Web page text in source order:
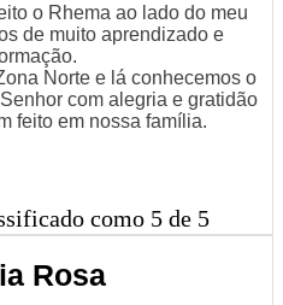
o Rhema ao lado do meu
de muito aprendizado e
Norte e lá conhecemos o
com alegria e gratidão
feito em nossa família.
como 5 de 5
Rosa